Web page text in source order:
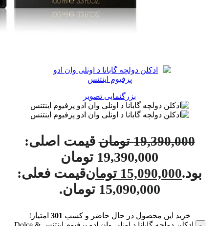
بزرگنمایی تصویر
19,390,000 تومان قیمت اصلی:
19,390,000 تومان
بود.15,090,000 تومانقیمت فعلی:
15,090,000 تومان.
خرید این محصول در حال حاضر و کسب 301 امتیاز!